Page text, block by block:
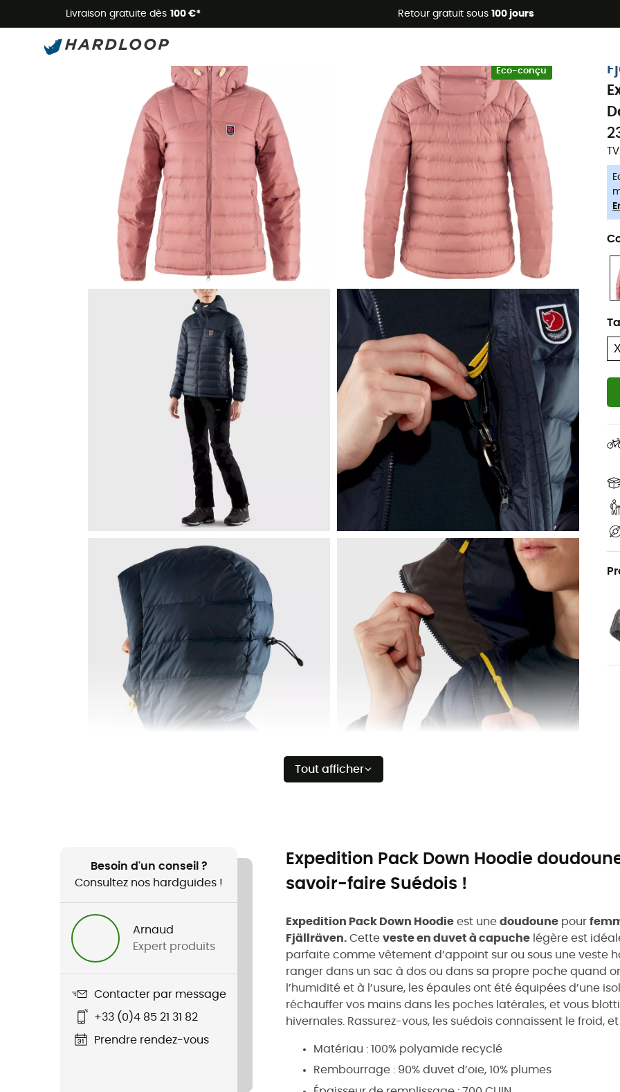
Livraison gratuite dès 100 €* Retour gratuit sous 100 jours
Promos d'été 🔥 -5 % EXTRA dès 2 produits* code Summer5
Eco-conçu
Tout afficher
Besoin d'un conseil ?
Consultez nos hardguides !
Arnaud
Expert produits
Contacter par message
+33 (0)4 85 21 31 82
Prendre rendez-vous
Expedition Pack Down Hoodie
savoir-faire Suédois !
Expedition Pack Down Hoodie est une doudoune pour
Fjällräven. Cette veste en duvet à capuche légère est
parfaite comme vêtement d’appoint sur ou sous une veste
ranger dans un sac à dos ou dans sa propre poche quand
l’humidité et à l’usure, les épaules ont été équipées d’une
réchauffer vos mains dans les poches latérales, et vous
hivernales. Rassurez-vous, les suédois connaissent le froid,
Matériau : 100% polyamide recyclé
Rembourrage : 90% duvet d’oie, 10% plumes